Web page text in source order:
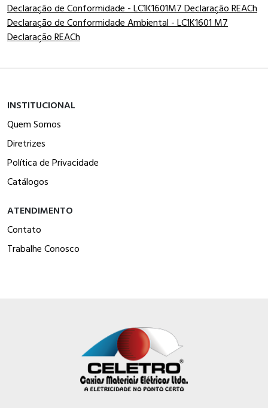
Declaração de Conformidade - LC1K1601M7 Declaração REACh
Declaração de Conformidade Ambiental - LC1K1601 M7
Declaração REACh
INSTITUCIONAL
Quem Somos
Diretrizes
Política de Privacidade
Catálogos
ATENDIMENTO
Contato
Trabalhe Conosco